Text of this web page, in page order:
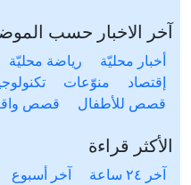
آخر الاخبار حسب
أخبار محليّة رياضة محليّة
إقتصاد
منوّعات
قصص للأطفال
قصص
الأكثر قراءة
آخر ٢٤ ساعة آخر أسبوع